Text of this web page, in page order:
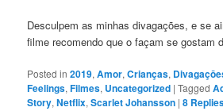
Desculpem as minhas divagações, e se
filme recomendo que o façam se gostam
Posted in 2019,Amor,Crianças,
Feelings,Filmes, Uncategorized |Tagged
Story,Netflix,Scarlet Johansson |8